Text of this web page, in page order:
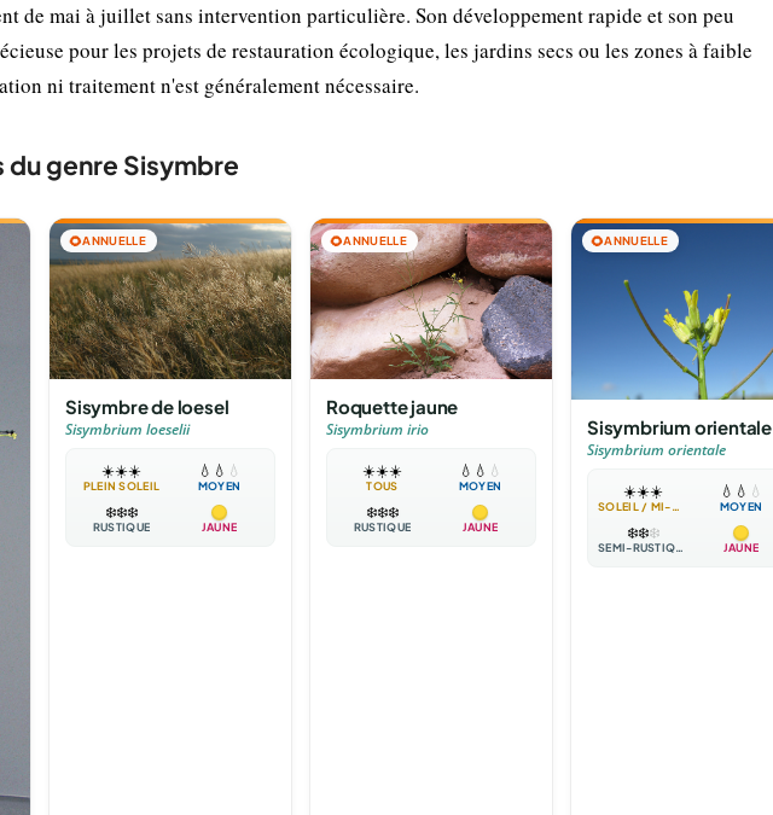
de mai à juillet sans intervention particulière. Son développement rapide et son peu
pour les projets de restauration écologique, les jardins secs ou les zones à faible
ni traitement n'est généralement nécessaire.
genre Sisymbre
🌻ANNUELLE
Sisymbre de loesel
Sisymbrium loeselii
☀️☀️☀️
PLEIN SOLEIL
💧 💧 💧
MOYEN
❄️❄️❄️
RUSTIQUE JAUNE
🌻ANNUELLE
Roquette jaune
Sisymbrium irio
☀️☀️☀️
TOUS
💧 💧 💧
MOYEN
❄️❄️❄️
RUSTIQUE JAUNE
🌻ANNUELLE
Sisymbrium orientale
Sisymbrium orientale
☀️☀️☀️
SOLEIL / MI-OMBRE
💧 💧 💧
MOYEN
❄️❄️❄️
SEMI-RUSTIQUE JAUNE